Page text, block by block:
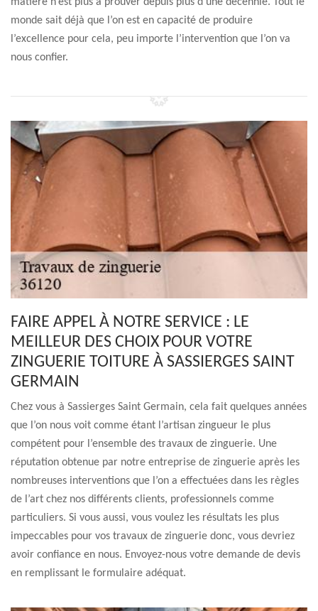
monde sait déjà que l’on est en capacité de produire
l’excellence pour cela, peu importe l’intervention que l’on va
nous confier.
FAIRE APPEL À NOTRE SERVICE : LE
MEILLEUR DES CHOIX POUR VOTRE
ZINGUERIE TOITURE À SASSIERGES SAINT
GERMAIN
Chez vous à Sassierges Saint Germain, cela fait quelques années
que l’on nous voit comme étant l’artisan zingueur le plus
compétent pour l’ensemble des travaux de zinguerie. Une
réputation obtenue par notre entreprise de zinguerie après les
nombreuses interventions que l’on a effectuées dans les règles
de l’art chez nos différents clients, professionnels comme
particuliers. Si vous aussi, vous voulez les résultats les plus
impeccables pour vos travaux de zinguerie donc, vous devriez
avoir confiance en nous. Envoyez-nous votre demande de devis
en remplissant le formulaire adéquat.